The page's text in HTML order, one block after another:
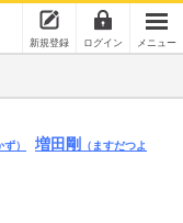
新規登録 ログイン メニュー
） 増田剛
（ますだつよ